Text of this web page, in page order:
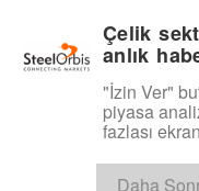
Çelik
anlık
"İzin Ver"
piyasa
fazlası
Daha